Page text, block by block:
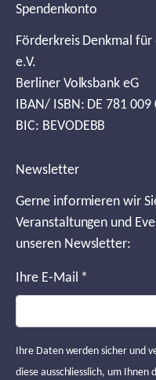
Spendenkonto
Förderkreis Denkmal
e.V.
Berliner Volksbank eG
IBAN/ ISBN: DE 781
BIC: BEVODEBB
Newsletter
Gerne informieren wir
Veranstaltungen und
unseren Newsletter:
Ihre E-Mail *
Ihre Daten werden sicher und
diese ausschliesslich, um